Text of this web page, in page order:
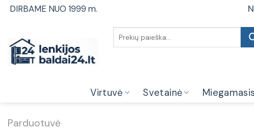
SkipDIRBAME NUO 1999 m.
Virtuvė Svetainė Miegamasis
Parduotuvė